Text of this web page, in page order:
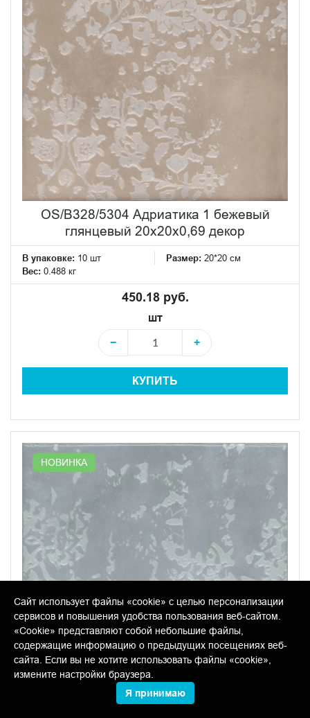
OS/B328/5304 Адриатика 1 бежевый
глянцевый 20x20x0,69 декор
В упаковке: 10 шт Размер: 20*20 см
Вес: 0.488 кг
450.18 руб.
шт
−
+
КУПИТЬ
НОВИНКА
Сайт использует файлы «cookie» с целью персонализации
сервисов и повышения удобства пользования веб-сайтом.
«Cookie» представляют собой небольшие файлы,
содержащие информацию о предыдущих посещениях веб-
сайта. Если вы не хотите использовать файлы «cookie»,
измените настройки браузера.
Я принимаю